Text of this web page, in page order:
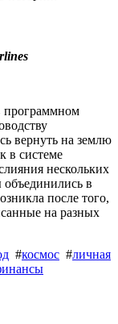
программном
вернуть на землю
в системе
нескольких
в
после того,
на разных
#космос #личная